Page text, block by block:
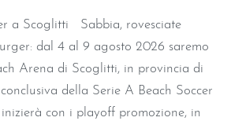
a Scoglitti Sabbia, rovesciate
dal 4 al 9 agosto 2026 saremo
Arena di Scoglitti, in provincia di
della Serie A Beach Soccer
con i playoff promozione, in